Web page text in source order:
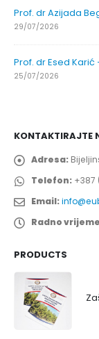
Prof. dr Azijada
29/07/2026
Prof. dr Esed
25/07/2026
KONTAKTIRAJTE
Adresa:
Telefon: +387
Email:
Radno
PRODUCTS